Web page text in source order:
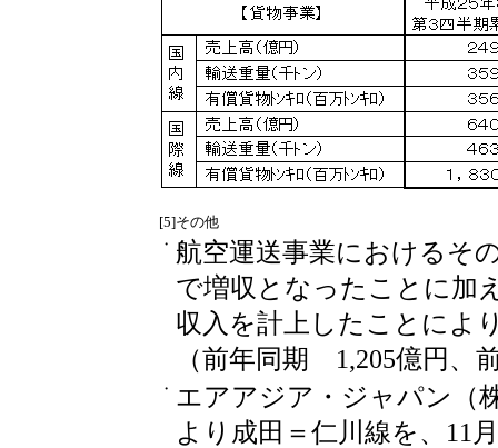
[5]その他
・ 航空運送事業におけるそ
で増収となったことに加
収入を計上したことによ
（前年同期 1,205億円、
・ エアアジア・ジャパン（
より成田＝仁川線を、11